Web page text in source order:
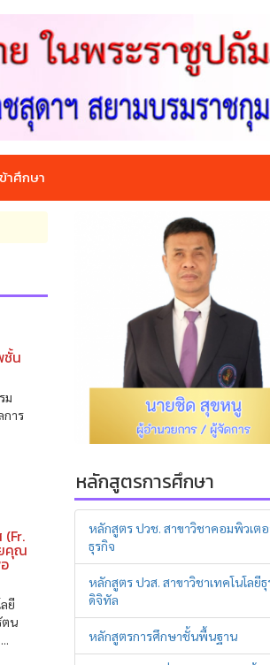
าศึกษา
ชั้น
ม
การ
คุณ
ยี
ตน
หลักสูตรการศึกษา
หลักสูตร ปวช. สาขาวิชาคอมพิวเต
ธุรกิจ
หลักสูตร ปวส. สาขาวิชาเทคโนโลยีธุ
ดิจิทัล
หลักสูตรการศึกษาชั้นพื้นฐาน